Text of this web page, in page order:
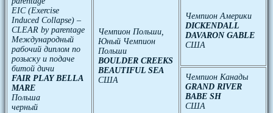
EIC (Exercise
Induced Collapse) –
CLEAR by parentage
Международный
рабочий диплом по
розыску и подаче
битой дичи
FAIR PLAY BELLA
MARE
Польша
черный
Чемпион Польши,
Юный Чемпион
Польши
BOULDER CREEKS
BEAUTIFUL SEA
США
Чемпион Америки
DICKENDALL
DAVARON GABLE
США
Чемпион Канады
GRAND RIVER
BABE SH
США